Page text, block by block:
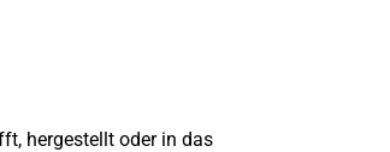
hergestellt oder in das